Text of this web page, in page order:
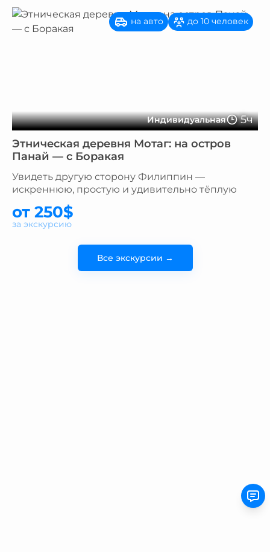
Индивидуальная 5ч
на авто до 10 человек
Этническая деревня Мотаг: на остров
Панай — с Боракая
Увидеть другую сторону Филиппин —
искреннюю, простую и удивительно тёплую
от 250$
за экскурсию
Все экскурсии →